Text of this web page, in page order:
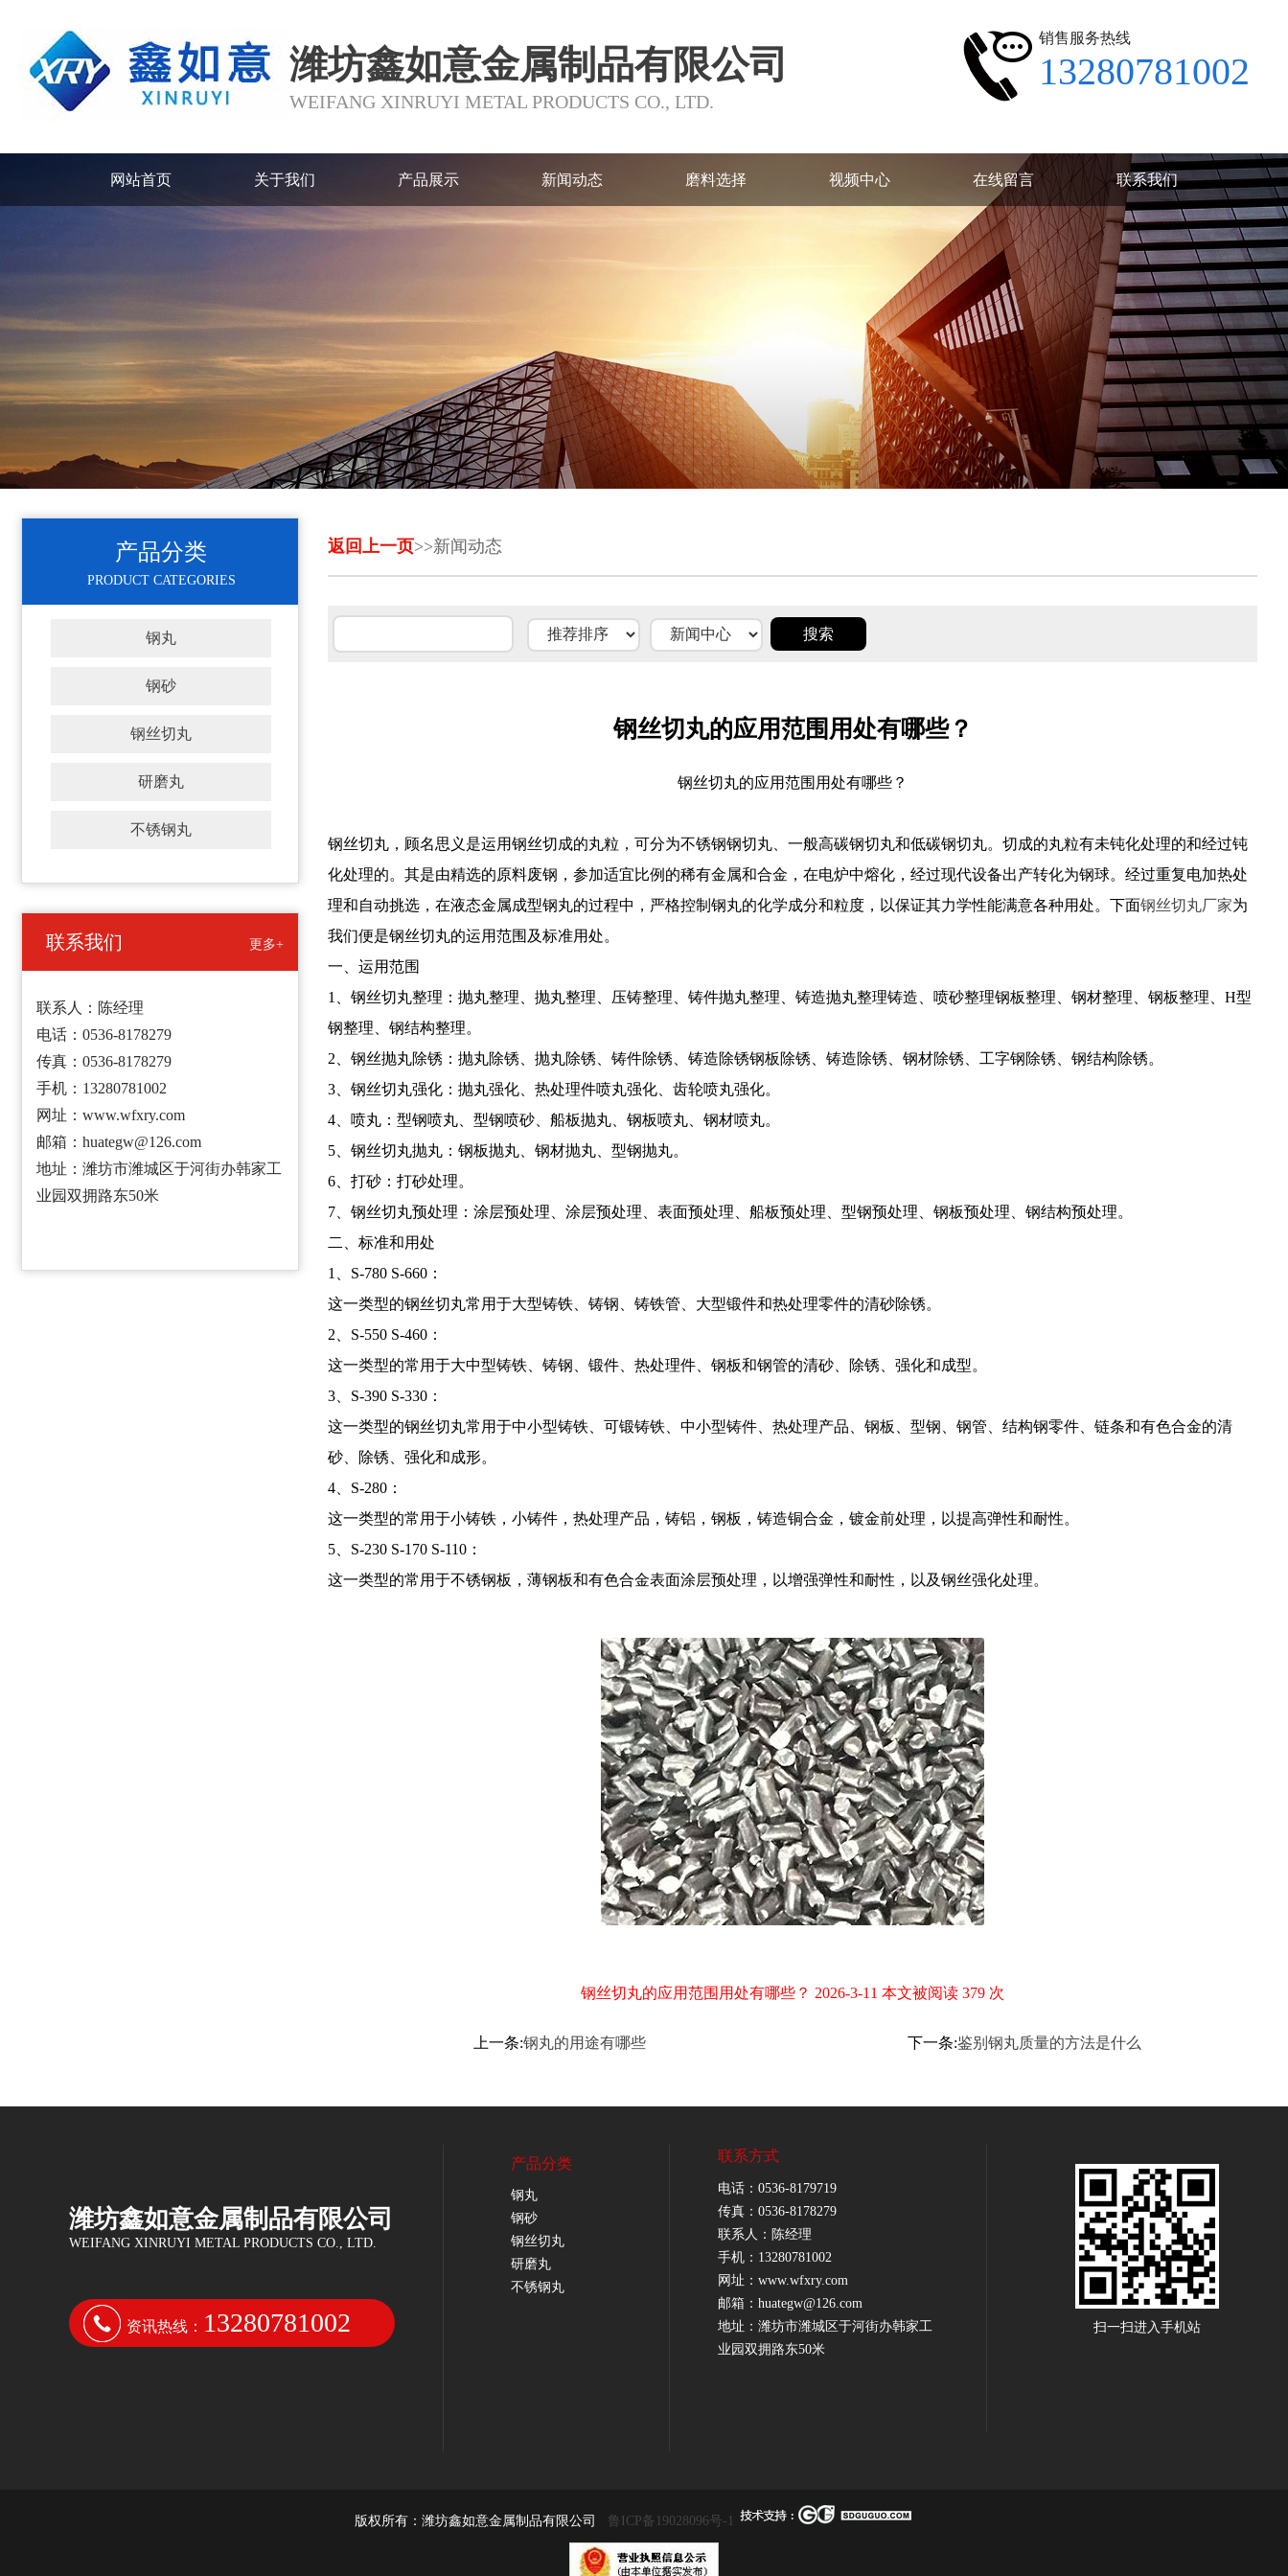
潍坊鑫如意金属制品有限公司
WEIFANG XINRUYI METAL PRODUCTS CO., LTD.
销售服务热线
13280781002
网站首页 关于我们 产品展示 新闻动态 磨料选择 视频中心 在线留言 联系我们
产品分类
PRODUCT CATEGORIES
钢丸
钢砂
钢丝切丸
研磨丸
不锈钢丸
联系我们 更多+
联系人：陈经理
电话：0536-8178279
传真：0536-8178279
手机：13280781002
网址：www.wfxry.com
邮箱：huategw@126.com
地址：潍坊市潍城区于河街办韩家工
业园双拥路东50米
返回上一页>>新闻动态
钢丝切丸的应用范围用处有哪些？
钢丝切丸的应用范围用处有哪些？
钢丝切丸，顾名思义是运用钢丝切成的丸粒，可分为不锈钢钢切丸、一般高碳钢切丸和低碳钢切丸。切成的丸粒有未钝化处理的和经过钝
化处理的。其是由精选的原料废钢，参加适宜比例的稀有金属和合金，在电炉中熔化，经过现代设备出产转化为钢球。经过重复电加热处
理和自动挑选，在液态金属成型钢丸的过程中，严格控制钢丸的化学成分和粒度，以保证其力学性能满意各种用处。下面钢丝切丸厂家为
我们便是钢丝切丸的运用范围及标准用处。
一、运用范围
1、钢丝切丸整理：抛丸整理、抛丸整理、压铸整理、铸件抛丸整理、铸造抛丸整理铸造、喷砂整理钢板整理、钢材整理、钢板整理、H型
钢整理、钢结构整理。
2、钢丝抛丸除锈：抛丸除锈、抛丸除锈、铸件除锈、铸造除锈钢板除锈、铸造除锈、钢材除锈、工字钢除锈、钢结构除锈。
3、钢丝切丸强化：抛丸强化、热处理件喷丸强化、齿轮喷丸强化。
4、喷丸：型钢喷丸、型钢喷砂、船板抛丸、钢板喷丸、钢材喷丸。
5、钢丝切丸抛丸：钢板抛丸、钢材抛丸、型钢抛丸。
6、打砂：打砂处理。
7、钢丝切丸预处理：涂层预处理、涂层预处理、表面预处理、船板预处理、型钢预处理、钢板预处理、钢结构预处理。
二、标准和用处
1、S-780 S-660：
这一类型的钢丝切丸常用于大型铸铁、铸钢、铸铁管、大型锻件和热处理零件的清砂除锈。
2、S-550 S-460：
这一类型的常用于大中型铸铁、铸钢、锻件、热处理件、钢板和钢管的清砂、除锈、强化和成型。
3、S-390 S-330：
这一类型的钢丝切丸常用于中小型铸铁、可锻铸铁、中小型铸件、热处理产品、钢板、型钢、钢管、结构钢零件、链条和有色合金的清
砂、除锈、强化和成形。
4、S-280：
这一类型的常用于小铸铁，小铸件，热处理产品，铸铝，钢板，铸造铜合金，镀金前处理，以提高弹性和耐性。
5、S-230 S-170 S-110：
这一类型的常用于不锈钢板，薄钢板和有色合金表面涂层预处理，以增强弹性和耐性，以及钢丝强化处理。
钢丝切丸的应用范围用处有哪些？ 2026-3-11 本文被阅读 379 次
上一条:钢丸的用途有哪些 下一条:鉴别钢丸质量的方法是什么
潍坊鑫如意金属制品有限公司
WEIFANG XINRUYI METAL PRODUCTS CO., LTD.
资讯热线： 13280781002
产品分类
钢丸
钢砂
钢丝切丸
研磨丸
不锈钢丸
联系方式
电话：0536-8179719
传真：0536-8178279
联系人：陈经理
手机：13280781002
网址：www.wfxry.com
邮箱：huategw@126.com
地址：潍坊市潍城区于河街办韩家工
业园双拥路东50米
扫一扫进入手机站
版权所有：潍坊鑫如意金属制品有限公司 鲁ICP备19028096号-1